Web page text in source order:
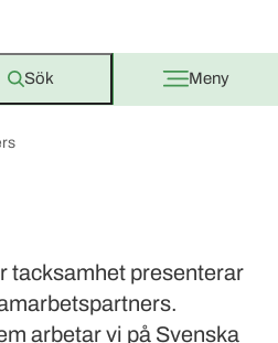
Sök Meny
tacksamhet presenterar
arbetar vi på Svenska